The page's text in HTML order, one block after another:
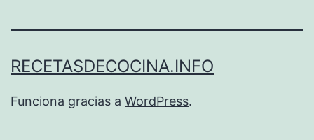
RECETASDECOCINA.INFO
Funciona gracias a WordPress.